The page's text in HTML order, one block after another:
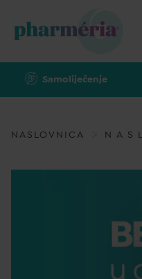
Samoliječenje
NASLOVNICA N A S